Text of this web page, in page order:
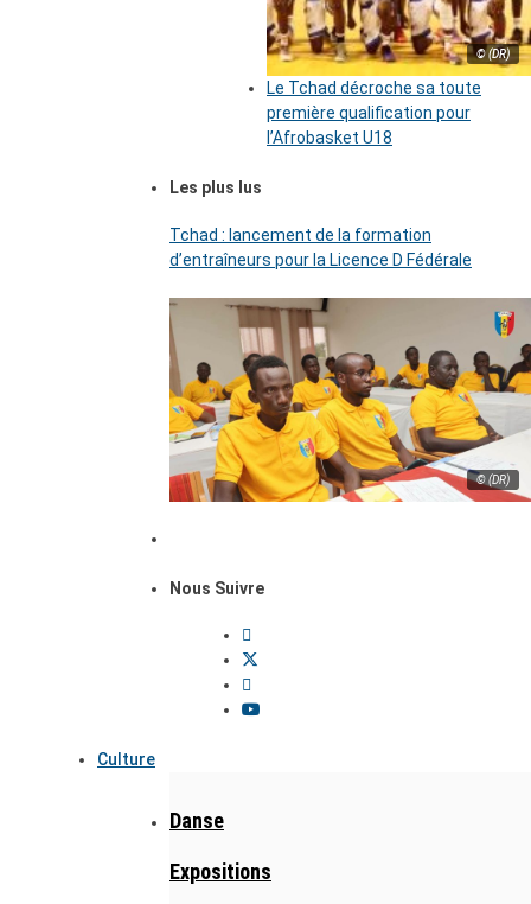
© (DR)
Le Tchad décroche sa toute
première qualification pour
l’Afrobasket U18
Les plus lus
Tchad : lancement de la formation
d’entraîneurs pour la Licence D Fédérale
© (DR)
Nous Suivre
Culture
Danse
Expositions